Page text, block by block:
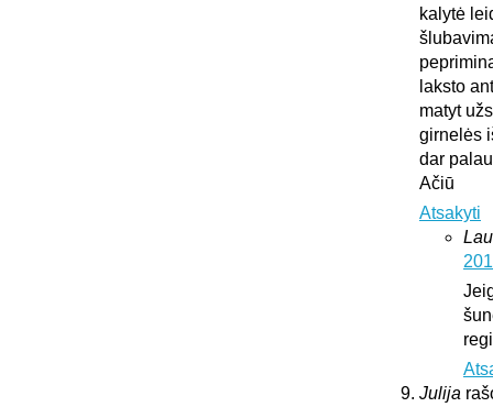
kalytė
laksto
matyt
girnelės
dar
Ačiū
Atsakyti
Julija